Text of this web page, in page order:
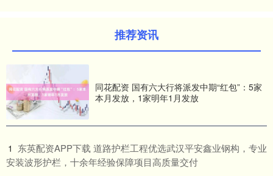
推荐资讯
同花配资 国有六大行将派发中期“红包”：5家
本月发放，1家明年1月发放
1 ​东英配资APP下载 道路护栏工程优选武汉平安鑫业钢构，专业
安装波形护栏，十余年经验保障项目高质量交付